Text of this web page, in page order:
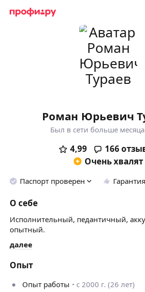
Роман Юрьевич
Был в сети больше
4,99 166
Очень хвалят
Паспорт проверен Гарантия
О себе
Исполнительный, педантичный,
опытный.
далее
Опыт
Опыт работы
с 2000 г. (26 лет)